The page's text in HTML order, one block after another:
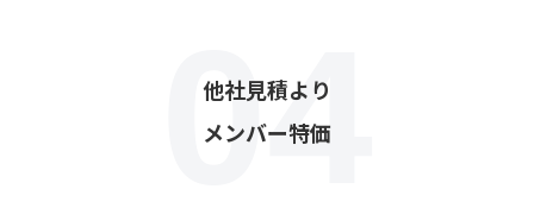
他社見積より
メンバー特価